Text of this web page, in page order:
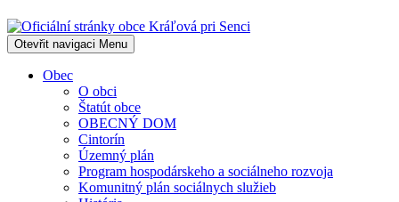
Otevřit navigaci Menu
Obec
O obci
Štatút obce
OBECNÝ DOM
Cintorín
Územný plán
Program hospodárskeho a sociálneho rozvoja
Komunitný plán sociálnych služieb